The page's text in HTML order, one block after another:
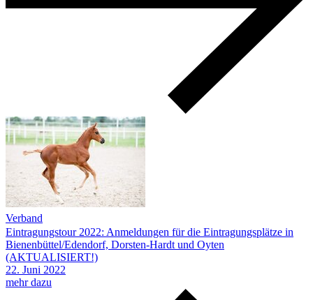
Verband
Eintragungstour 2022: Anmeldungen für die Eintragungsplätze in
Bienenbüttel/Edendorf, Dorsten-Hardt und Oyten
(AKTUALISIERT!)
22. Juni 2022
mehr dazu